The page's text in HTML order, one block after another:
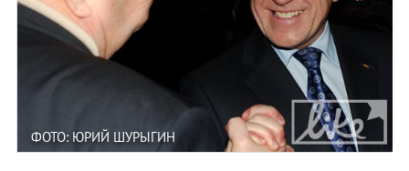
ФОТО: ЮРИЙ ШУРЫГИН